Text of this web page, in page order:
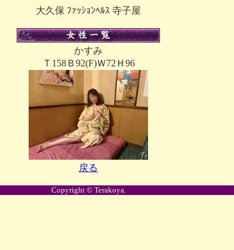
大久保 ﾌｧｯｼｮﾝﾍﾙｽ 寺子屋
かすみ
Ｔ158Ｂ92(F)Ｗ72Ｈ96
戻る
Copyright © Terakoya.